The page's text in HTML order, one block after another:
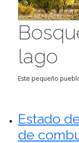
lago
Este pequeño
Estado
de